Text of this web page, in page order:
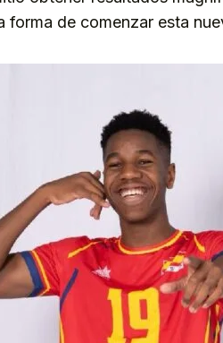
forma de comenzar esta